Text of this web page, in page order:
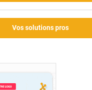
Vos solutions pros